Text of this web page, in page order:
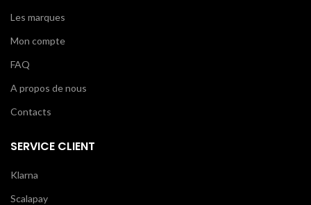
Les marques
Mon compte
FAQ
A propos de nous
Contacts
SERVICE CLIENT
Klarna
Scalapay